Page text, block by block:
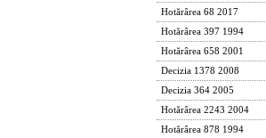
Hotărârea 68 2017
Hotărârea 397 1994
Hotărârea 658 2001
Decizia 1378 2008
Decizia 364 2005
Hotărârea 2243 2004
Hotărârea 878 1994